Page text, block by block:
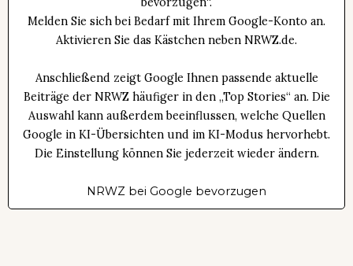
Melden Sie sich bei Bedarf mit Ihrem Google-Konto an.
Aktivieren Sie das Kästchen neben NRWZ.de.
Anschließend zeigt Google Ihnen passende aktuelle
Beiträge der NRWZ häufiger in den „Top Stories“ an. Die
Auswahl kann außerdem beeinflussen, welche Quellen
Google in KI-Übersichten und im KI-Modus hervorhebt.
Die Einstellung können Sie jederzeit wieder ändern.
NRWZ bei Google bevorzugen